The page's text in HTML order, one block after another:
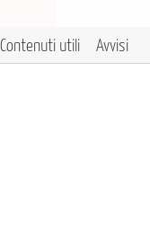
Contenuti utili Avvisi